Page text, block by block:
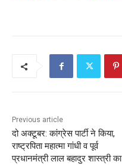
k
A
p
Previous article
दो अक्टूबर: कांग्रेस पार्टी ने किया,
राष्ट्रपिता महात्मा गांधी व पूर्व
प्रधानमंत्री लाल बहादुर शास्त्री का